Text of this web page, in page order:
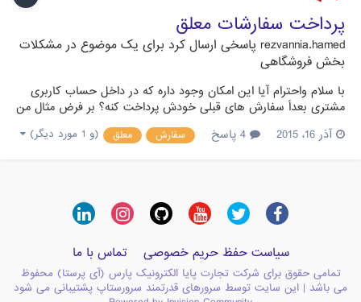
پرداخت سفارشات معلق
rezvannia.hamed پاسخی ارسال کرد برای یک موضوع در مشکلات
بخش فروشگاهی
با سلام واحترام آیا این امکان وجود داره که در داخل حساب کاربری
مشتری بعداً سفارش های قبلی خودش پرداخت کنه؟ بر فرض مثال من
سفارش رو ثبت میکنم به هر دلیلی نمیخوام همون موقع پرداخت کنم
یا میخوام چند روز بعد پرداخت کنم داخل پرستا شاپ جایی هست که
آذر 16، 2015 سفارش معلق (و 1 مورد دیگر)
سیاست حفظ حریم خصوصی تماس با ما
تمامی حقوق برای شرکت تجارت پایا الکترونیک پارس (آی پرستا) محفوظ
می باشد | این سایت توسط سرورهای قدرتمند سرورستاپ پشتیبانی می شود